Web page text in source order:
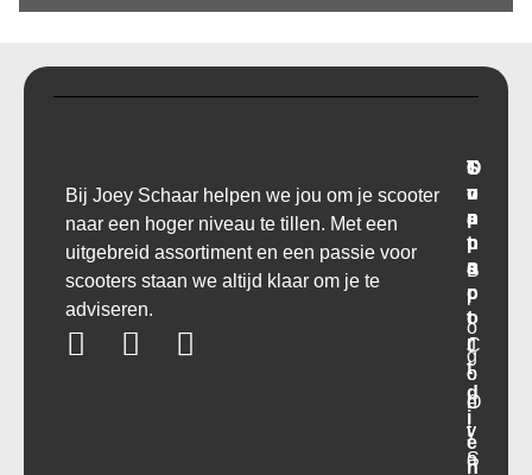
Bij Joey Schaar helpen we jou om je scooter
naar een hoger niveau te tillen. Met een
uitgebreid assortiment en een passie voor
scooters staan we altijd klaar om je te
adviseren.
T
r
a
n
s
p
o
r
t
d
i
e
n
O
v
e
r
B
l
o
g
O
v
e
S
u
p
p
o
r
t
C
o
n
t
a
C
o
n
t
a
c
t
J
o
e
y
S